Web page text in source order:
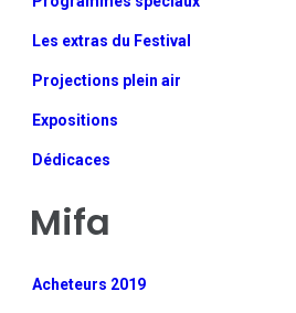
Les extras du Festival
Projections plein air
Expositions
Dédicaces
Mifa
Acheteurs 2019